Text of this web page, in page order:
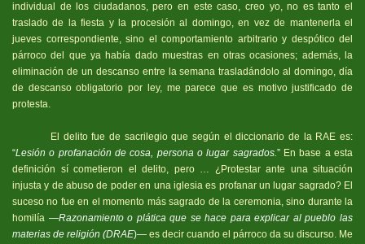
individual de los ciudadanos, pero en este caso, creo yo, no es tanto el
traslado de la fiesta y la procesión al domingo, en vez de mantenerla el
jueves correspondiente, sino el comportamiento arbitrario y despótico del
párroco del que ya había dado muestras en otras ocasiones; además, la
eliminación de un descanso entre la semana trasladándolo al domingo, día
de descanso obligatorio por ley, me parece que es motivo justificado de
protesta.
El delito fue de sacrilegio que según el diccionario de la RAE es:
“Lesión o profanación de cosa, persona o lugar sagrados.” En base a esta
definición sí cometieron el delito, pero … ¿Protestar ante una situación
injusta y de abuso de poder en una iglesia es profanar un lugar sagrado? El
suceso no fue en el momento más sagrado de la ceremonia, sino durante la
homilía —Razonamiento o plática que se hace para explicar al pueblo las
materias de religión (DRAE)— es decir cuando el párroco da su discurso. Me